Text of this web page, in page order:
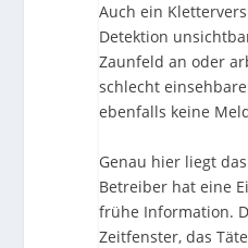
Auch ein
Detektion
Zaunfeld an oder
schlecht
ebenfalls keine
Genau hier liegt
Betreiber hat eine
frühe Information.
Zeitfenster, das